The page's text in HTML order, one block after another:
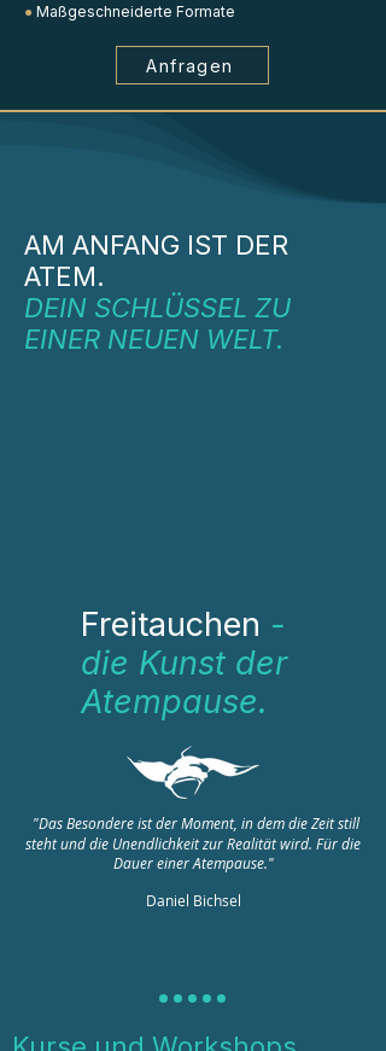
● Maßgeschneiderte Formate
Anfragen
AM ANFANG IST DER
ATEM.
DEIN SCHLÜSSEL ZU
EINER NEUEN WELT.
Freitauchen -
die Kunst der
Atempause.
"Das Besondere ist der Moment, in dem die Zeit still
steht und die Unendlichkeit zur Realität wird. Für die
Dauer einer Atempause."
Daniel Bichsel